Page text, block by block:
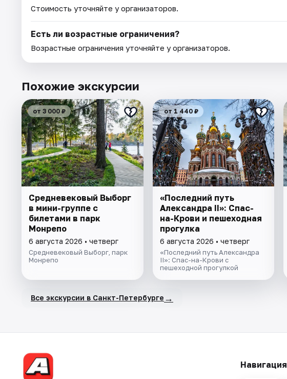
Стоимость уточняйте у организаторов.
Есть ли возрастные ограничения?
Возрастные ограничения уточняйте у организаторов.
Похожие экскурсии
от 3 000 ₽
Cредневековый Выборг
в мини-группе c
билетами в парк
Монрепо
6 августа 2026 • четверг
Средневековый Выборг, парк
Монрепо
от 1 440 ₽
«Последний путь
Александра II»: Спас-
на-Крови и пешеходная
прогулка
6 августа 2026 • четверг
«Последний путь Александра
II»: Спас-на-Крови с
пешеходной прогулкой
Все экскурсии в Санкт-Петербурге →
Навигация